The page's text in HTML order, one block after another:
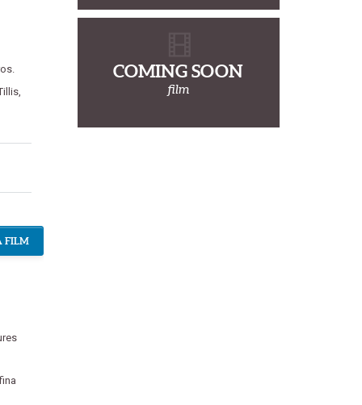
,
FILM
COMING SOON
film